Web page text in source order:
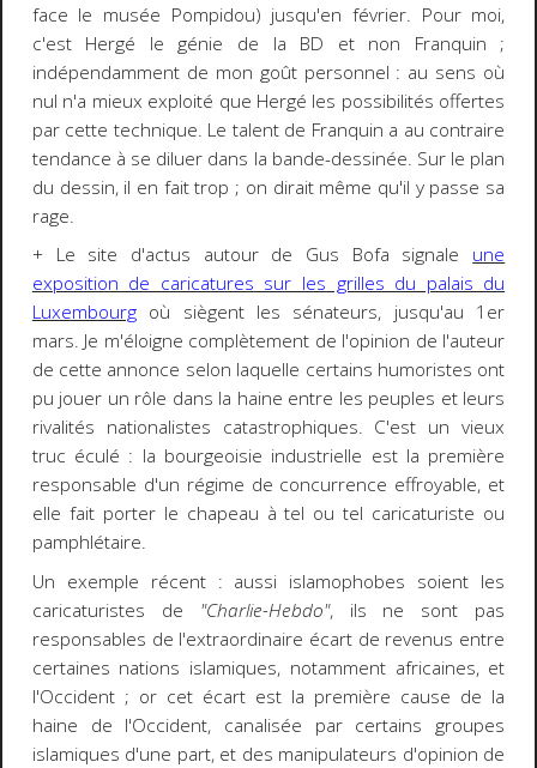
face le musée Pompidou) jusqu'en février. Pour moi,
c'est Hergé le génie de la BD et non Franquin ;
indépendamment de mon goût personnel : au sens où
nul n'a mieux exploité que Hergé les possibilités offertes
par cette technique. Le talent de Franquin a au contraire
tendance à se diluer dans la bande-dessinée. Sur le plan
du dessin, il en fait trop ; on dirait même qu'il y passe sa
rage.
+ Le site d'actus autour de Gus Bofa signale une
exposition de caricatures sur les grilles du palais du
Luxembourgoù siègent les sénateurs, jusqu'au 1er
mars. Je m'éloigne complètement de l'opinion de l'auteur
de cette annonce selon laquelle certains humoristes ont
pu jouer un rôle dans la haine entre les peuples et leurs
rivalités nationalistes catastrophiques. C'est un vieux
truc éculé : la bourgeoisie industrielle est la première
responsable d'un régime de concurrence effroyable, et
elle fait porter le chapeau à tel ou tel caricaturiste ou
pamphlétaire.
Un exemple récent : aussi islamophobes soient les
caricaturistes de "Charlie-Hebdo", ils ne sont pas
responsables de l'extraordinaire écart de revenus entre
certaines nations islamiques, notamment africaines, et
l'Occident ; or cet écart est la première cause de la
haine de l'Occident, canalisée par certains groupes
islamiques d'une part, et des manipulateurs d'opinion de